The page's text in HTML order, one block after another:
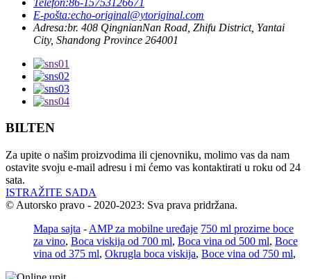
E-pošta:echo-original@ytoriginal.com
Adresa:br. 408 QingnianNan Road, Zhifu District, Yantai
City, Shandong Province 264001
BILTEN
Za upite o našim proizvodima ili cjenovniku, molimo vas da nam
ostavite svoju e-mail adresu i mi ćemo vas kontaktirati u roku od 24
sata.
ISTRAŽITE SADA
© Autorsko pravo - 2020-2023: Sva prava pridržana.
Mapa sajta - AMP za mobilne uređaje 750 ml prozirne boce
za vino, Boca viskija od 700 ml, Boca vina od 500 ml, Boce
vina od 375 ml, Okrugla boca viskija, Boce vina od 750 ml,